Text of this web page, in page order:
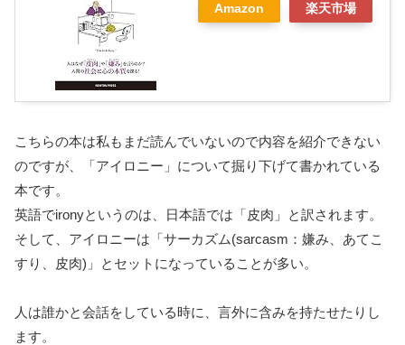
Amazon 楽天市場
こちらの本は私もまだ読んでいないので内容を紹介できない
のですが、「アイロニー」について掘り下げて書かれている
本です。
英語でironyというのは、日本語では「皮肉」と訳されます。
そして、アイロニーは「サーカズム(sarcasm：嫌み、あてこ
すり、皮肉)」とセットになっていることが多い。
人は誰かと会話をしている時に、言外に含みを持たせたりし
ます。